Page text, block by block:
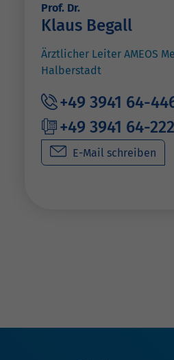
Prof. Dr.
Klaus Begall
Ärztlicher Leiter AMEOS
Halberstadt
+49 3941 64-
+49 3941 64-
E-Mail schreiben